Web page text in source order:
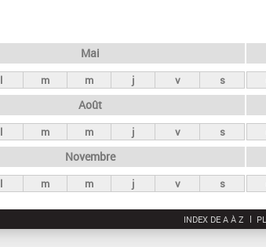
Mai
l m m j v s
Août
l m m j v s
Novembre
l m m j v s
INDEX DE A À Z